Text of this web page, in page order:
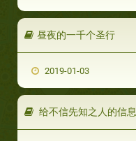
昼夜的一千个圣行
2019-01-03
给不信先知之人的信息